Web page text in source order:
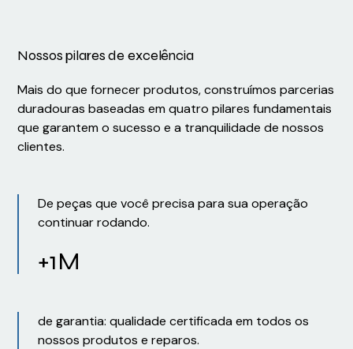
Nossos pilares de excelência
Mais do que fornecer produtos, construímos parcerias
duradouras baseadas em quatro pilares fundamentais
que garantem o sucesso e a tranquilidade de nossos
clientes.
De peças que você precisa para sua operação
continuar rodando.
+1M
de garantia: qualidade certificada em todos os
nossos produtos e reparos.